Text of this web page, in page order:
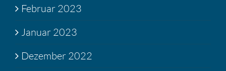
Februar 2023
Januar 2023
Dezember 2022